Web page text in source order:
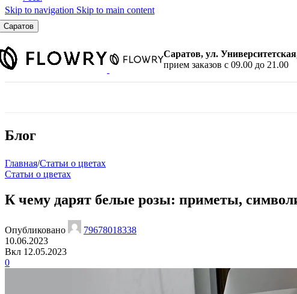
Skip to navigation Skip to main content
Саратов
Саратов, ул.
прием заказов с 09.00 до 21.00
По количеству
15 шт.
21 шт.
По цвету
Белые розы
Розовые розы
Желтые розы
Малиновые розы
Блог
Главная/Статьи о цветах
Статьи о цветах
К чему дарят белые розы: приметы,
Опубликовано
79678018338
10.06.2023
Вкл 12.05.2023
0